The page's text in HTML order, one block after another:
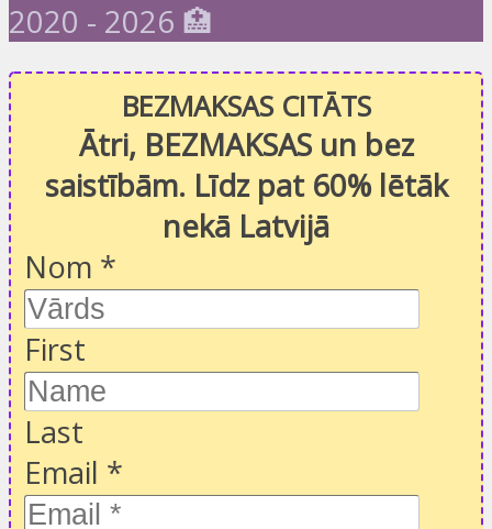
2020 - 2026 🏥
BEZMAKSAS CITĀTS
Ātri, BEZMAKSAS un bez
saistībām. Līdz pat 60% lētāk
nekā Latvijā
Nom *
First
Last
Email *